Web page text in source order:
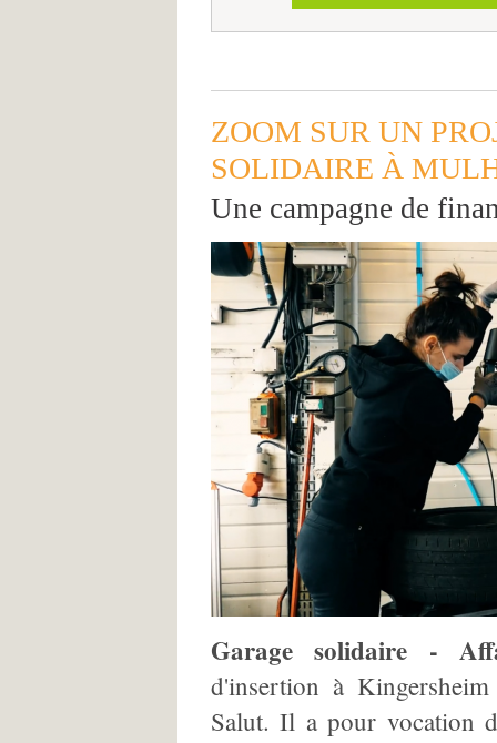
ZOOM SUR UN
SOLIDAIRE À
Une campagne de
Garage solidaire -
d'insertion à
Salut. Il a pour vocation